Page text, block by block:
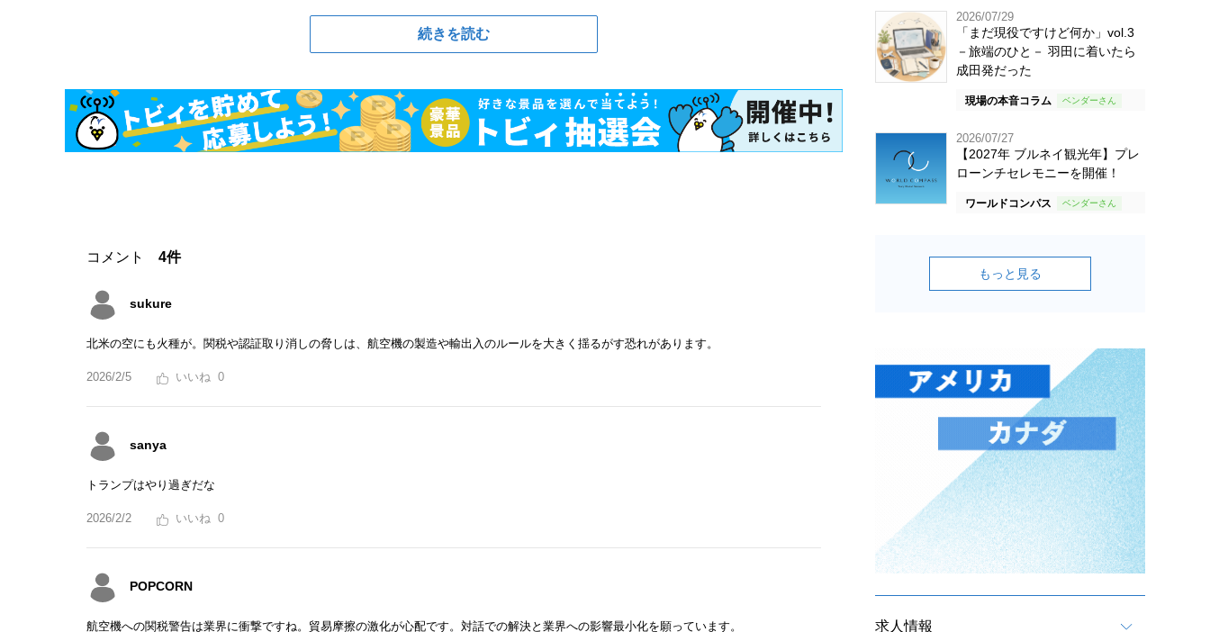
続きを読む
コメント 4件
sukure
北米の空にも火種が。関税や認証取り消しの脅しは、航空機の製造や輸出入のルールを大きく揺るがす恐れがあります。
2026/2/5 0
sanya
トランプはやり過ぎだな
2026/2/2 0
POPCORN
航空機への関税警告は業界に衝撃ですね。貿易摩擦の激化が心配です。対話での解決と業界への影響最小化を願っています。
2026/07/29
「まだ現役ですけど何か」vol.3
－旅端のひと－ 羽田に着いたら
成田発だった
現場の本音コラム
2026/07/27
【2027年 ブルネイ観光年】プレ
ローンチセレモニーを開催！
ワールドコンパス
もっと見る
求人情報